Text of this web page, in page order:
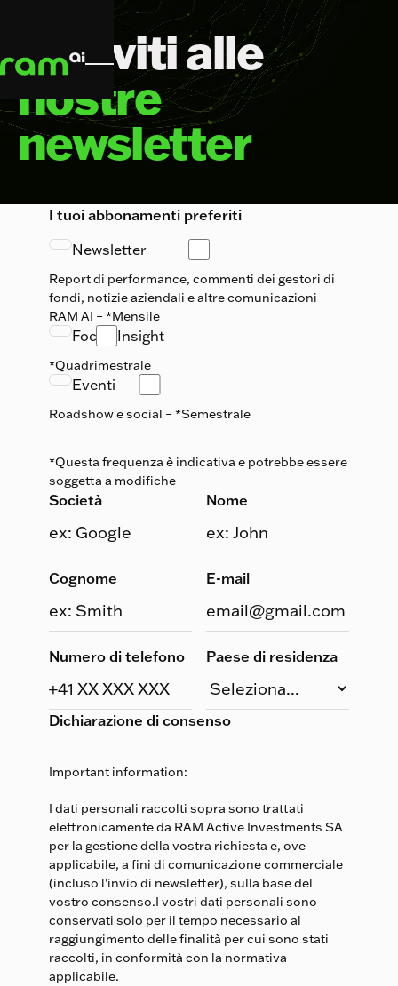
Iscriviti alle
nostre
newsletter
I tuoi abbonamenti preferiti
Newsletter
Report di performance, commenti dei gestori di
fondi, notizie aziendali e altre comunicazioni
RAM AI – *Mensile
Focus Insight
*Quadrimestrale
Eventi
Roadshow e social – *Semestrale
*Questa frequenza è indicativa e potrebbe essere
soggetta a modifiche
Società Nome
Cognome E-mail
Numero di telefono Paese di residenza
Dichiarazione di consenso
Important information:
I dati personali raccolti sopra sono trattati
elettronicamente da RAM Active Investments SA
per la gestione della vostra richiesta e, ove
applicabile, a fini di comunicazione commerciale
(incluso l'invio di newsletter), sulla base del
vostro consenso.I vostri dati personali sono
conservati solo per il tempo necessario al
raggiungimento delle finalità per cui sono stati
raccolti, in conformità con la normativa
applicabile.